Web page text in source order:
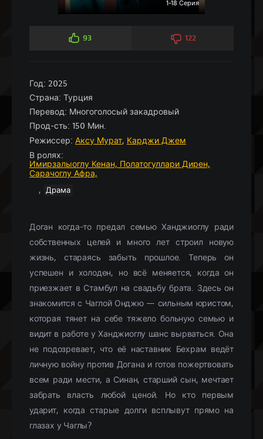
1-18 Серия
93 122
Год: 2025
Страна: Турция
Перевод: Многоголосый закадровый
Прод-сть: 150 Мин.
Режиссер: Аксу Мурат, Карджи Джем
В ролях:
Имирзалыоглу Кенан, Полатогуллари Дирен,
Сарачоглу Афра,
, Драма
Доган когда-то предал семью Ханджиоглу ради
собственных целей и много лет строил новую
жизнь, стараясь забыть прошлое. Теперь он
успешен и холоден, но всё меняется, когда он
приезжает в Стамбул на свадьбу брата. Здесь он
знакомится с Чаглой Онджю — сильным юристом,
которая тянет на себе тяжело больную семью и
видит в работе у Ханджиоглу шанс вырваться. Она
не подозревает, что её наставник Бехрам ведёт
личную войну против Догана и готов пожертвовать
всем ради мести, а Синан, старший сын, мечтает
забрать власть любой ценой. Но кто первым
ударит, когда старые долги всплывут прямо на
глазах у Чаглы?